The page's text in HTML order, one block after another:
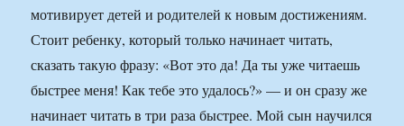
мотивирует детей и родителей к новым достижениям.
Стоит ребенку, который только начинает читать,
сказать такую фразу: «Вот это да! Да ты уже читаешь
быстрее меня! Как тебе это удалось?» — и он сразу же
начинает читать в три раза быстрее. Мой сын научился